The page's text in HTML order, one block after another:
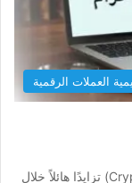
العملات الرقمية
شهد الاستثمار في العملات الرقمية (Cryptocurrency) تزايدًا هائلاً خلال